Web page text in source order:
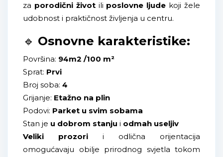
za porodični životili poslovne ljude koji žele
udobnost i praktičnost življenja u centru.
🔹 Osnovne karakteristike:
Površina: 94m2 /100 m²
Sprat: Prvi
Broj soba: 4
Grijanje: Etažno na plin
Podovi: Parket u svim sobama
Stan je u dobrom stanju i odmah useljiv
Veliki prozori i odlična orijentacija
omogućavaju obilje prirodnog svjetla tokom